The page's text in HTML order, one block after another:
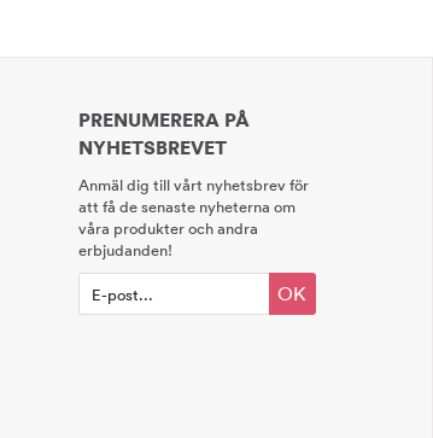
PRENUMERERA PÅ
NYHETSBREVET
Anmäl dig till vårt nyhetsbrev för
att få de senaste nyheterna om
våra produkter och andra
erbjudanden!
OK